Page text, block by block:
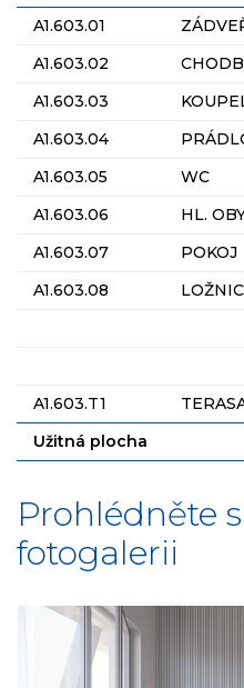
A1.603.01
A1.603.02
A1.603.03
A1.603.04
A1.603.05
WC
A1.603.06
HL.
A1.603.07
POKOJ
A1.603.08
A1.603.T1
Užitná plocha
Prohlédněte
fotogalerii